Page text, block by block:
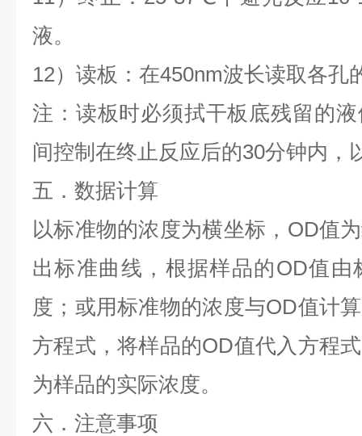
液。
12）读板：在450nm波长读取各孔
注：读板时必须拭干板底残留的
间控制在终止反应后的30分钟内，
五．数据计算
以标准物的浓度为横坐标，OD值
出标准曲线，根据样品的OD值
度；或用标准物的浓度与OD值计
方程式，将样品的OD值代入方程
为样品的实际浓度。
六．注意事项